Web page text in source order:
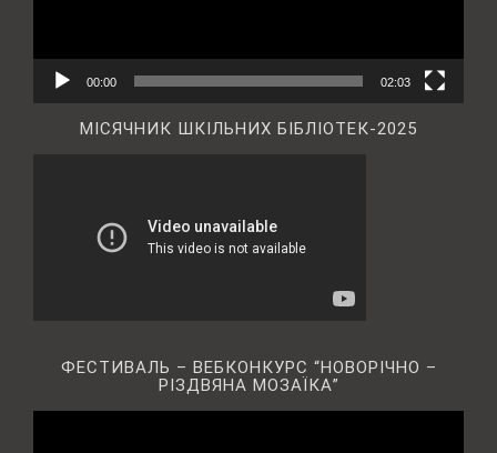
00:00 02:03
МІСЯЧНИК ШКІЛЬНИХ БІБЛІОТЕК-2025
ФЕСТИВАЛЬ – ВЕБКОНКУРС “НОВОРІЧНО –
РІЗДВЯНА МОЗАЇКА”